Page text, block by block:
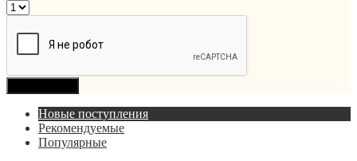
Новые поступления
Рекомендуемые
Популярные